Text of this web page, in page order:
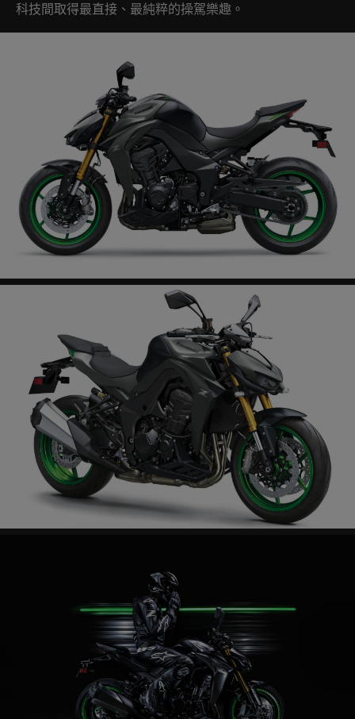
科技間取得最直接、最純粹的操駕樂趣。